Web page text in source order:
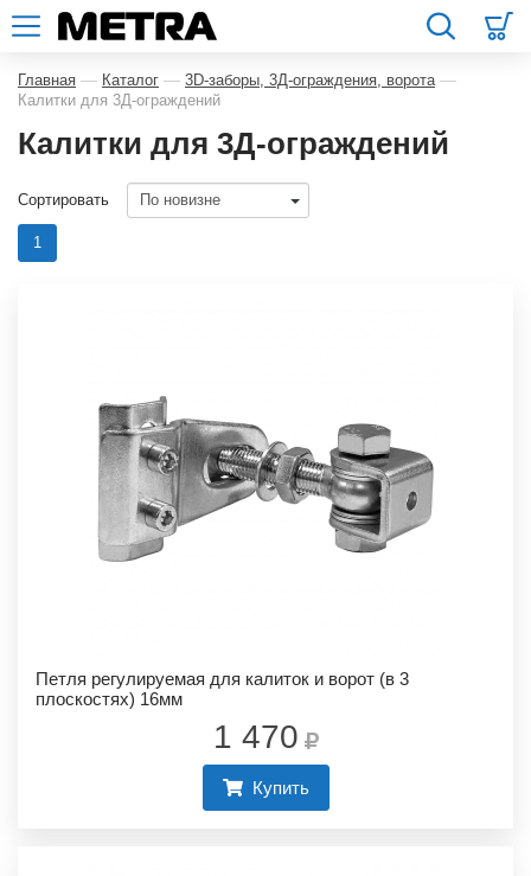
Главная — Каталог — 3D-заборы, 3Д-ограждения, ворота —
Калитки для 3Д-ограждений
Калитки для 3Д-ограждений
1
Сортировать
Петля регулируемая для калиток и ворот (в 3
плоскостях) 16мм
1 470
Купить